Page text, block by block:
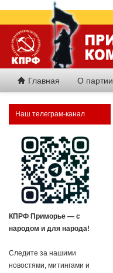
Главная О партии
Наш телеграм-канал
КПРФ Приморье — с
народом и для народа!
Следите за нашими
новостями, митингами и